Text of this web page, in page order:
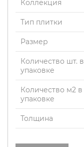
Коллекция
Тип плитки
Размер
Количество шт. в
упаковке
Количество м2 в
упаковке
Толщина